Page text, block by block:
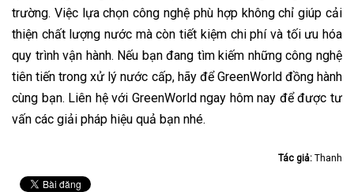
trường. Việc lựa chọn công nghệ phù hợp không chỉ giúp cải
thiện chất lượng nước mà còn tiết kiệm chi phí và tối ưu hóa
quy trình vận hành. Nếu bạn đang tìm kiếm những công nghệ
tiên tiến trong xử lý nước cấp, hãy để GreenWorld đồng hành
cùng bạn. Liên hệ với GreenWorld ngay hôm nay để được tư
vấn các giải pháp hiệu quả bạn nhé.
Tác giả: Thanh